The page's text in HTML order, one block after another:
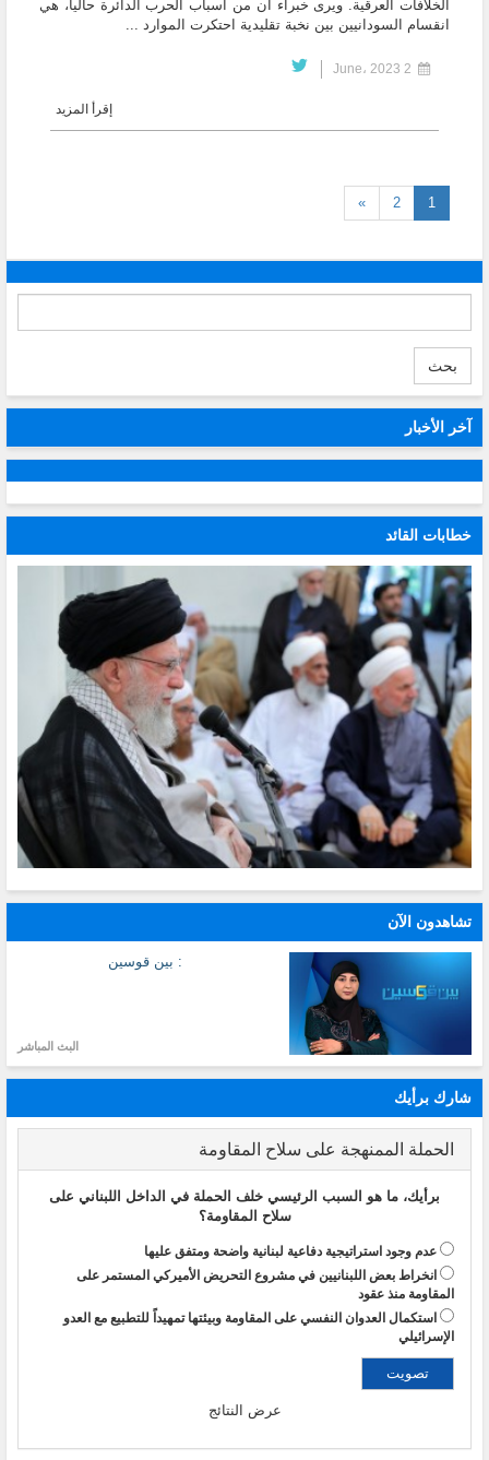
الخلافات العرقية. ويرى خبراء أن من أسباب الحرب الدائرة حالياً، هي
انقسام السودانيين بين نخبة تقليدية احتكرت الموارد ...
إقرأ المزيد
1
(current)
2
»
بحث
آخر الأخبار
خطابات القائد
تشاهدون الآن
: بين قوسين
البث المباشر
شارك برأيك
الحملة الممنهجة على سلاح المقاومة
برأيك، ما هو السبب الرئيسي خلف الحملة في الداخل اللبناني على
سلاح المقاومة؟
عدم وجود استراتيجية دفاعية لبنانية واضحة ومتفق عليها
انخراط بعض اللبنانيين في مشروع التحريض الأميركي المستمر على
المقاومة منذ عقود
استكمال العدوان النفسي على المقاومة وبيئتها تمهيداً للتطبيع مع العدو
الإسرائيلي
عرض النتائج